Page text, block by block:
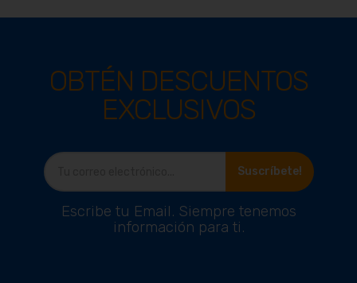
OBTÉN DESCUENTOS
EXCLUSIVOS
Suscríbete!
Escribe tu Email. Siempre tenemos
información para ti.